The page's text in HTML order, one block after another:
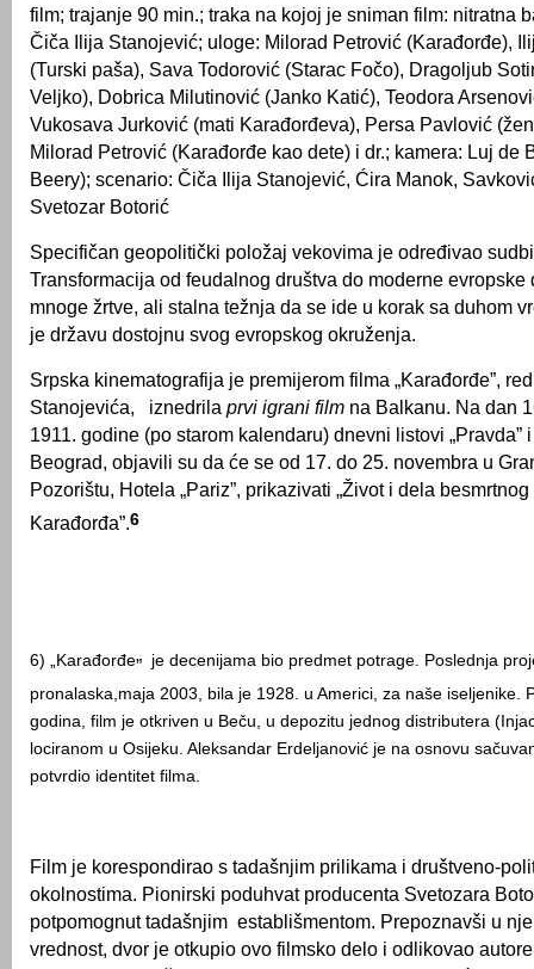
film; trajanje 90 min.; traka na kojoj je sniman film: nitratna
Čiča Ilija Stanojević; uloge: Milorad Petrović (Karađorđe),
(Turski paša), Sava Todorović (Starac Fočo), Dragoljub
Veljko), Dobrica Milutinović (Janko Katić), Teodora
Vukosava Jurković (mati Karađorđeva), Persa Pavlović
Milorad Petrović (Karađorđe kao dete) i dr.; kamera: Luj de
Beery); scenario: Čiča Ilija Stanojević, Ćira Manok,
Svetozar Botorić
Specifičan geopolitički položaj vekovima je određivao
Transformacija od feudalnog društva do moderne evropske
mnoge žrtve, ali stalna težnja da se ide u korak sa duhom
je državu dostojnu svog evropskog okruženja.
Srpska kinematografija je premijerom filma „Karađorđe”,
Stanojevića, iznedrila prvi igrani film na Balkanu. Na dan
1911. godine (po starom kalendaru) dnevni listovi „Pravda” i
Beograd, objavili su da će se od 17. do 25. novembra u
Pozorištu, Hotela „Pariz”, prikazivati „Život i dela
Karađorđa”.6
6) „Karađorđe” je decenijama bio predmet potrage. Poslednja
pronalaska,maja 2003, bila je 1928. u Americi, za naše iseljenike.
godina, film je otkriven u Beču, u depozitu jednog distributera
lociranom u Osijeku. Aleksandar Erdeljanović je na osnovu
potvrdio identitet filma.
Film je korespondirao s tadašnjim prilikama i društveno-
okolnostima. Pionirski poduhvat producenta Svetozara
potpomognut tadašnjim establišmentom. Prepoznavši u
vrednost, dvor je otkupio ovo filmsko delo i odlikovao